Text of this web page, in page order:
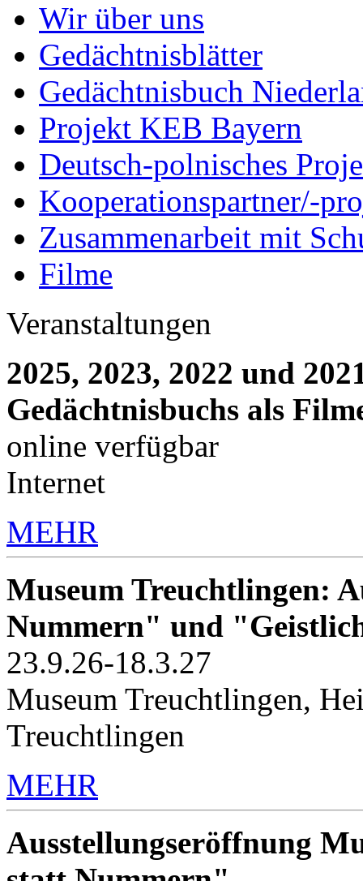
Wir über uns
Gedächtnisblätter
Gedächtnisbuch
Projekt KEB Bayern
Deutsch-polnisches
Kooperationspartner/-
Zusammenarbeit mit
Filme
Veranstaltungen
2025, 2023, 2022 und
Gedächtnisbuchs als
online verfügbar
Internet
MEHR
Museum Treuchtlingen:
Nummern" und
23.9.26-18.3.27
Museum Treuchtlingen,
Treuchtlingen
MEHR
Ausstellungseröffnung